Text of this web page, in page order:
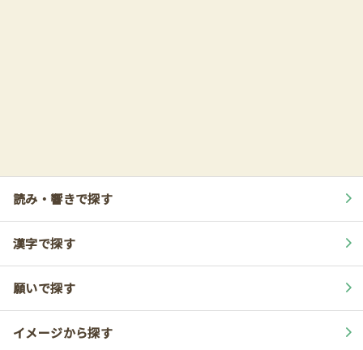
読み・響きで探す
漢字で探す
願いで探す
イメージから探す